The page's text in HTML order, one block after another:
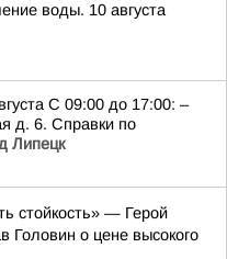
воды. 10 августа
С 09:00 до 17:00: –
д. 6. Справки по
Липецк
стойкость» — Герой
Головин о цене высокого